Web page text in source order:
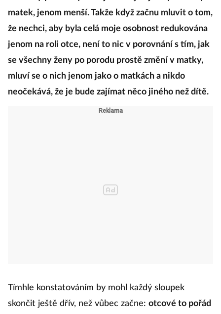
matek, jenom menší. Takže když začnu mluvit o tom,
že nechci, aby byla celá moje osobnost redukována
jenom na roli otce, není to nic v porovnání s tím, jak
se všechny ženy po porodu prostě změní v matky,
mluví se o nich jenom jako o matkách a nikdo
neočekává, že je bude zajímat něco jiného než dítě.
Tímhle konstatováním by mohl každý sloupek
skončit ještě dřív, než vůbec začne: otcové to pořád